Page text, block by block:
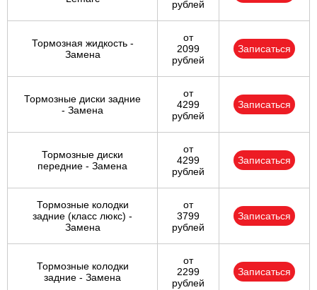
рублей
Тормозная жидкость -
Замена
от
2099
рублей
Записаться
Тормозные диски задние
- Замена
от
4299
рублей
Записаться
Тормозные диски
передние - Замена
от
4299
рублей
Записаться
Тормозные колодки
задние (класс люкс) -
Замена
от
3799
рублей
Записаться
Тормозные колодки
задние - Замена
от
2299
рублей
Записаться